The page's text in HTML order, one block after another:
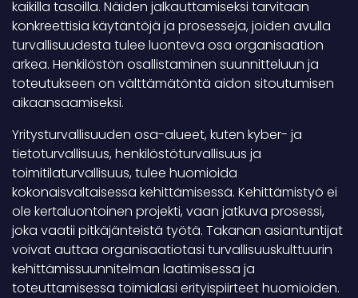
kaikilla tasoilla. Näiden jalkauttamiseksi tarvitaan
konkreettisia käytäntöjä ja prosesseja, joiden avulla
turvallisuudesta tulee luonteva osa organisaation
arkea. Henkilöstön osallistaminen suunnitteluun ja
toteutukseen on välttämätöntä aidon sitoutumisen
aikaansaamiseksi.
Yritysturvallisuuden osa-alueet, kuten kyber- ja
tietoturvallisuus, henkilöstöturvallisuus ja
toimitilaturvallisuus, tulee huomioida
kokonaisvaltaisessa kehittämisessä. Kehittämistyö ei
ole kertaluontoinen projekti, vaan jatkuva prosessi,
joka vaatii pitkäjänteistä työtä. Takanan asiantuntijat
voivat auttaa organisaatiotasi turvallisuuskulttuurin
kehittämissuunnitelman laatimisessa ja
toteuttamisessa toimialasi erityispiirteet huomioiden.